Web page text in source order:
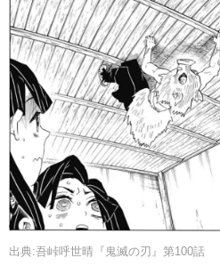
出典:吾峠呼世晴『鬼滅の刃』第100話